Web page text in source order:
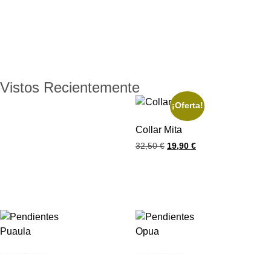
Vistos Recientemente
¡Oferta!
Collar Mita
32,50€ 19,90 €